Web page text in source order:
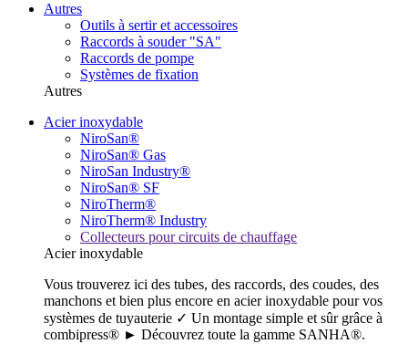
Autres
Outils à sertir et accessoires
Raccords à souder "SA"
Raccords de pompe
Systèmes de fixation
Autres
Acier inoxydable
NiroSan®
NiroSan® Gas
NiroSan Industry®
NiroSan® SF
NiroTherm®
NiroTherm® Industry
Collecteurs pour circuits de chauffage
Acier inoxydable
Vous trouverez ici des tubes, des raccords, des coudes, des
manchons et bien plus encore en acier inoxydable pour vos
systèmes de tuyauterie ✓ Un montage simple et sûr grâce à
combipress® ► Découvrez toute la gamme SANHA®.